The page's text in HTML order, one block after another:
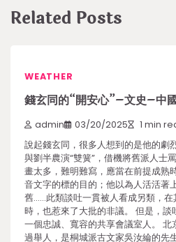
Related Posts
WEATHER
錢玄同的“開安心”–文史–中
admin 03/20/2025 1 min
說起錢玄同，很多人想到的是他的劇
與劉半農演“雙簧”，借機將舊派人士
畫太多，難明難寫，應當在前提成熟
音文字的標的目的；他以為人活活著
舊……此類談吐一貫被人看成另類，
時，也惹來了大批的非議。 但是，
一個忠誠、寬容的共享會議室人。
過舉人，是桐城派古文家吳汝綸的先